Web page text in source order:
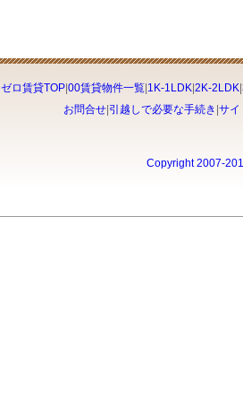
ゼロ賃貸TOP| 00賃貸物件一覧| 1K-1LDK| 2K-2LDK|
お問合せ 引越しで必要な手続き サイ
Copyright 2007-